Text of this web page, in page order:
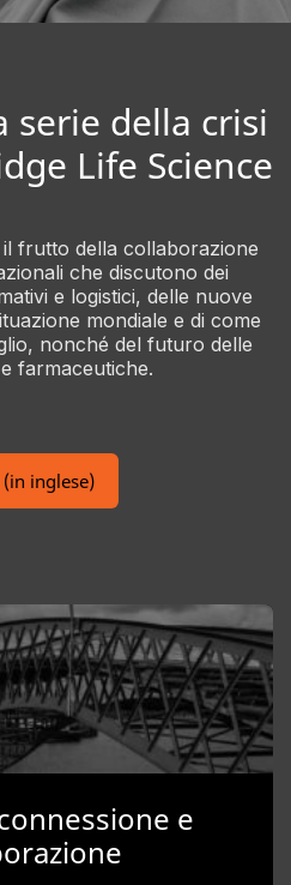
serie della crisi
Life Science
frutto della collaborazione
che discutono dei
e logistici, delle nuove
mondiale e di come
nonché del futuro delle
farmaceutiche.
inglese)
e